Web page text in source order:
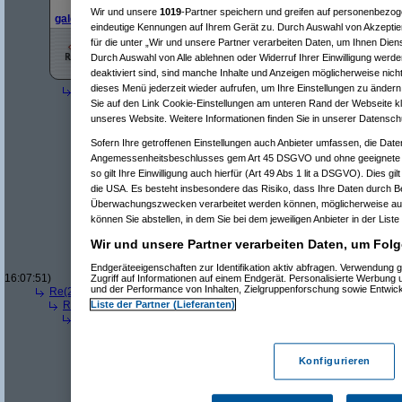
galerie & website
Re(4): Der große GTA 4-Sammelthread( Wizard51am 18.04.2008,
Re(5): Der große GTA 4-Sammelthread(User195329 am
Re(6): Der große GTA 4-Sammelthread(Wizard51am
Re(8): Der große GTA 4-Sammelthread(Wizard51am
Re(9): Der große GTA 4-Sammelthread (User195329
Re(10): Der große GTA 4-Sammelthread(
Re(11): Der große GTA 4-Sammelthread (
Re(12): Der große GTA 4-Sammelthread
Re(13): Der große GTA 4-Sammelthread
Re(14): Der große GTA 4-
Re(15): Der große GTA 4-
Re(16): Der große GTA 4-
Re(17): Der große GTA 4-
16:07:51)
Re(2): Der große GTA 4-Sammelthread(MeisterFonXam 18.04.2008,
Re(3): Der große GTA 4-Sammelthread
Re(6): Der große GTA 4-Sammelthread(MeisterFonXam
Re(7): Der große GTA 4-Sammelthread(Wizard51am
Re(10): Der große GTA 4-Sammelthread
Wir und unsere 1019-Partner speichern und greifen auf
eindeutige Kennungen auf Ihrem Gerät zu. Durch Auswahl von
für die unter „Wir und unsere Partner verarbeiten Daten, um Ihnen
Durch Auswahl von Alle ablehnen oder Widerruf Ihrer Einwilligung
deaktiviert sind, sind manche Inhalte und Anzeigen möglicherweise
dieses Menü jederzeit wieder aufrufen, um Ihre Einstellungen zu
Sie auf den Link Cookie-Einstellungen am unteren Rand der Webseite
unseres Website. Weitere Informationen finden Sie in unserer
Sofern Ihre getroffenen Einstellungen auch Anbieter umfassen, die
Angemessenheitsbeschlusses gem Art 45 DSGVO und ohne
so gilt Ihre Einwilligung auch hierfür (Art 49 Abs 1 lit a DSGVO). Dies
die USA. Es besteht insbesondere das Risiko, dass Ihre Daten durch
Überwachungszwecken verarbeitet werden können, möglicherweise
können Sie abstellen, in dem Sie bei dem jeweiligen Anbieter in der
Wir und unsere Partner verarbeiten Daten, um
Endgeräteeigenschaften zur Identifikation aktiv abfragen. Verwendung
Zugriff auf Informationen auf einem Endgerät. Personalisierte Werbung
und der Performance von Inhalten, Zielgruppenforschung sowie
Liste der Partner (Lieferanten)
Konfigurieren